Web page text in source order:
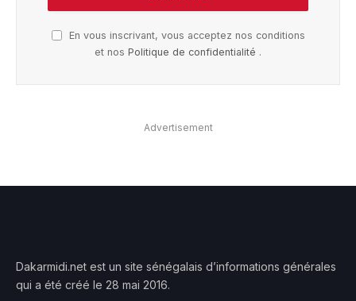
En vous inscrivant, vous acceptez nos conditions
et nos Politique de confidentialité .
Advertisement
Dakarmidi.net est un site sénégalais d’informations générales
qui a été créé le 28 mai 2016.